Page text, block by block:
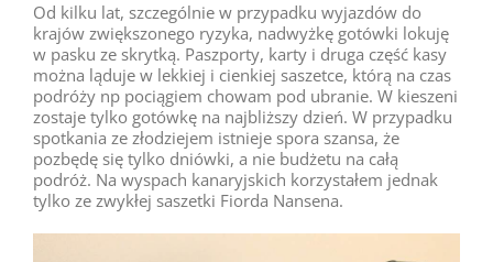
Od kilku lat, szczególnie w przypadku wyjazdów do
krajów zwiększonego ryzyka, nadwyżkę gotówki lokuję
w pasku ze skrytką. Paszporty, karty i druga część kasy
można ląduje w lekkiej i cienkiej saszetce, którą na czas
podróży np pociągiem chowam pod ubranie. W kieszeni
zostaje tylko gotówkę na najbliższy dzień. W przypadku
spotkania ze złodziejem istnieje spora szansa, że
pozbędę się tylko dniówki, a nie budżetu na całą
podróż. Na wyspach kanaryjskich korzystałem jednak
tylko ze zwykłej saszetki Fiorda Nansena.